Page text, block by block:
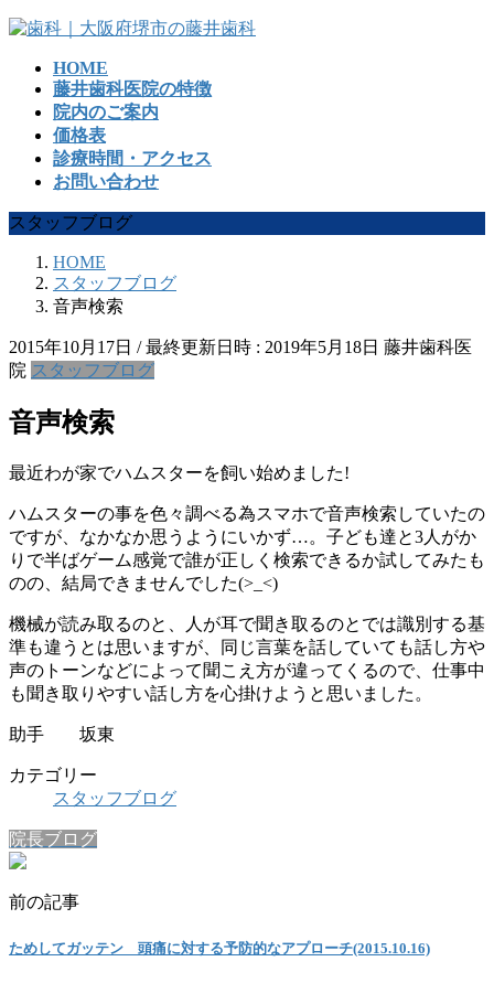
コ
ッ
プ
ナ
移
動
HOME
藤井歯科医院の特徴
院内のご案内
価格表
診療時間・アクセス
お問い合わせ
スタッフブログ
HOME
スタッフブログ
音声検索
2015年10月17日 / 最終更新日時 : 2019年5月18日 藤井歯科医
院 スタッフブログ
音声検索
最近わが家でハムスターを飼い始めました!
ハムスターの事を色々調べる為スマホで音声検索していたの
ですが、なかなか思うようにいかず…。子ども達と3人がか
りで半ばゲーム感覚で誰が正しく検索できるか試してみたも
のの、結局できませんでした(>_<)
機械が読み取るのと、人が耳で聞き取るのとでは識別する基
準も違うとは思いますが、同じ言葉を話していても話し方や
声のトーンなどによって聞こえ方が違ってくるので、仕事中
も聞き取りやすい話し方を心掛けようと思いました。
助手 坂東
カテゴリー
スタッフブログ
院長ブログ
前の記事
ためしてガッテン 頭痛に対する予防的なアプローチ(2015.10.16)